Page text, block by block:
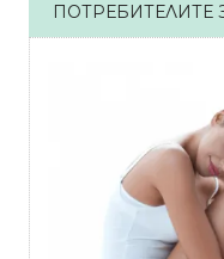
ПОТРЕБИТЕЛИТЕ